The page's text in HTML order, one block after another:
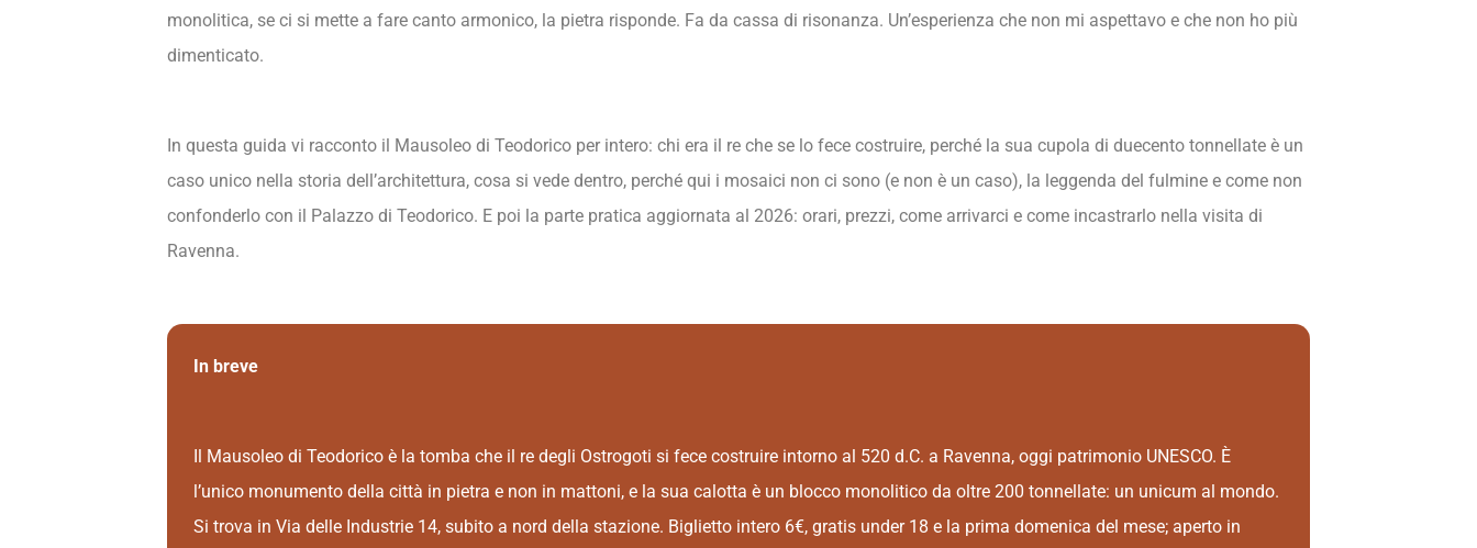
monolitica, se ci si mette a fare canto armonico, la pietra risponde. Fa da cassa di risonanza. Un’esperienza che non mi aspettavo e che non ho più
dimenticato.
In questa guida vi racconto il Mausoleo di Teodorico per intero: chi era il re che se lo fece costruire, perché la sua cupola di duecento tonnellate è un
caso unico nella storia dell’architettura, cosa si vede dentro, perché qui i mosaici non ci sono (e non è un caso), la leggenda del fulmine e come non
confonderlo con il Palazzo di Teodorico. E poi la parte pratica aggiornata al 2026: orari, prezzi, come arrivarci e come incastrarlo nella visita di
Ravenna.
In breve
Il Mausoleo di Teodorico è la tomba che il re degli Ostrogoti si fece costruire intorno al 520 d.C. a Ravenna, oggi patrimonio UNESCO. È
l’unico monumento della città in pietra e non in mattoni, e la sua calotta è un blocco monolitico da oltre 200 tonnellate: un unicum al mondo.
Si trova in Via delle Industrie 14, subito a nord della stazione. Biglietto intero 6€, gratis under 18 e la prima domenica del mese; aperto in